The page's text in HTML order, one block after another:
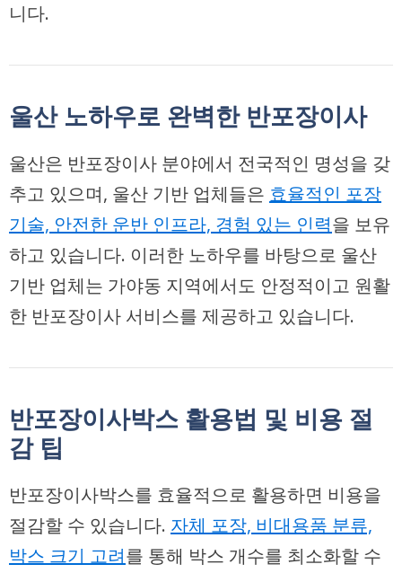
니다.
울산 노하우로 완벽한 반포장이사
울산은 반포장이사 분야에서 전국적인 명성을 갖
추고 있으며, 울산 기반 업체들은 효율적인 포장
기술, 안전한 운반 인프라, 경험 있는 인력을 보유
하고 있습니다. 이러한 노하우를 바탕으로 울산
기반 업체는 가야동 지역에서도 안정적이고 원활
한 반포장이사 서비스를 제공하고 있습니다.
반포장이사박스 활용법 및 비용 절
감 팁
반포장이사박스를 효율적으로 활용하면 비용을
절감할 수 있습니다. 자체 포장, 비대용품 분류,
박스 크기 고려를 통해 박스 개수를 최소화할 수